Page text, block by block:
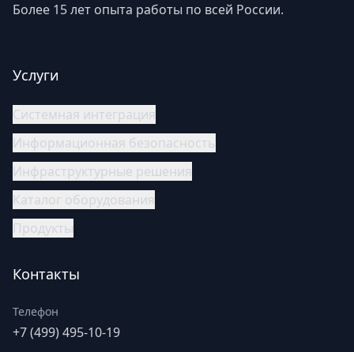
Более 15 лет опыта работы по всей России.
Услуги
Системная интеграция
Информационная безопасность
Инфраструктурные решения
Каталог оборудования
Продукты
Контакты
Телефон
+7 (499) 495-10-19